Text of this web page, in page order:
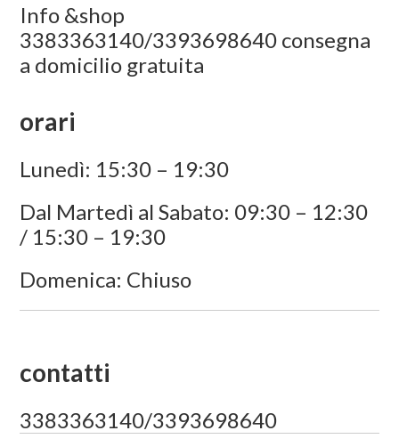
Info &shop
3383363140/3393698640 consegna
a domicilio gratuita
orari
Lunedì: 15:30 – 19:30
Dal Martedì al Sabato: 09:30 – 12:30
/ 15:30 – 19:30
Domenica: Chiuso
contatti
3383363140/3393698640